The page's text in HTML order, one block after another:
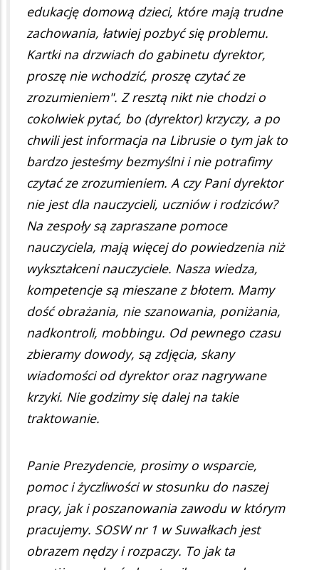
edukację domową dzieci, które mają trudne
zachowania, łatwiej pozbyć się problemu.
Kartki na drzwiach do gabinetu dyrektor,
proszę nie wchodzić, proszę czytać ze
zrozumieniem". Z resztą nikt nie chodzi o
cokolwiek pytać, bo (dyrektor) krzyczy, a po
chwili jest informacja na Librusie o tym jak to
bardzo jesteśmy bezmyślni i nie potrafimy
czytać ze zrozumieniem. A czy Pani dyrektor
nie jest dla nauczycieli, uczniów i rodziców?
Na zespoły są zapraszane pomoce
nauczyciela, mają więcej do powiedzenia niż
wykształceni nauczyciele. Nasza wiedza,
kompetencje są mieszane z błotem. Mamy
dość obrażania, nie szanowania, poniżania,
nadkontroli, mobbingu. Od pewnego czasu
zbieramy dowody, są zdjęcia, skany
wiadomości od dyrektor oraz nagrywane
krzyki. Nie godzimy się dalej na takie
traktowanie.
Panie Prezydencie, prosimy o wsparcie,
pomoc i życzliwości w stosunku do naszej
pracy, jak i poszanowania zawodu w którym
pracujemy. SOSW nr 1 w Suwałkach jest
obrazem nędzy i rozpaczy. To jak ta